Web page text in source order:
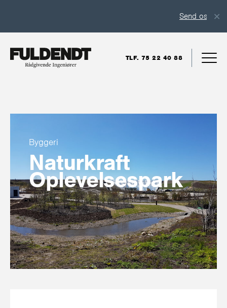
Send os en
TLF. 75 22 40 88
Byggeri
Naturkraft
Oplevelsespark